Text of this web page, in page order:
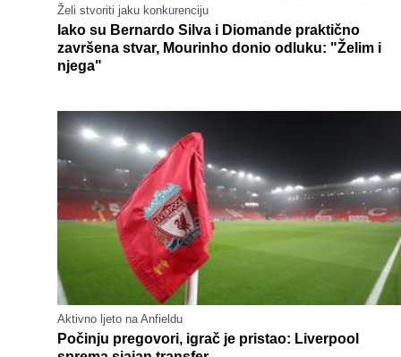
Želi stvoriti jaku konkurenciju
Iako su Bernardo Silva i Diomande praktično
završena stvar, Mourinho donio odluku: "Želim i
njega"
Aktivno ljeto na Anfieldu
Počinju pregovori, igrač je pristao: Liverpool